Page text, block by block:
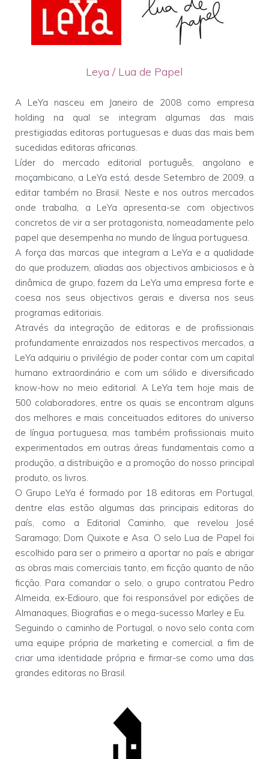
Leya / Lua de Papel
A LeYa nasceu em Janeiro de 2008 como empresa
holding na qual se integram algumas das mais
prestigiadas editoras portuguesas e duas das mais bem
sucedidas editoras africanas.
Líder do mercado editorial português, angolano e
moçambicano, a LeYa está, desde Setembro de 2009, a
editar também no Brasil. Neste e nos outros mercados
onde trabalha, a LeYa apresenta-se com objectivos
concretos de vir a ser protagonista, nomeadamente pelo
papel que desempenha no mundo de língua portuguesa.
A força das marcas que integram a LeYa e a qualidade
do que produzem, aliadas aos objectivos ambiciosos e à
dinâmica de grupo, fazem da LeYa uma empresa forte e
coesa nos seus objectivos gerais e diversa nos seus
programas editoriais.
Através da integração de editoras e de profissionais
profundamente enraizados nos respectivos mercados, a
LeYa adquiriu o privilégio de poder contar com um capital
humano extraordinário e com um sólido e diversificado
know-how no meio editorial. A LeYa tem hoje mais de
500 colaboradores, entre os quais se encontram alguns
dos melhores e mais conceituados editores do universo
de língua portuguesa, mas também profissionais muito
experimentados em outras áreas fundamentais como a
produção, a distribuição e a promoção do nosso principal
produto, os livros.
O Grupo LeYa é formado por 18 editoras em Portugal,
dentre elas estão algumas das principais editoras do
país, como a Editorial Caminho, que revelou José
Saramago; Dom Quixote e Asa. O selo Lua de Papel foi
escolhido para ser o primeiro a aportar no país e abrigar
as obras mais comerciais tanto, em ficção quanto de não
ficção. Para comandar o selo, o grupo contratou Pedro
Almeida, ex-Ediouro, que foi responsável por edições de
Almanaques, Biografias e o mega-sucesso Marley e Eu.
Seguindo o caminho de Portugal, o novo selo conta com
uma equipe própria de marketing e comercial, a fim de
criar uma identidade própria e firmar-se como uma das
grandes editoras no Brasil.